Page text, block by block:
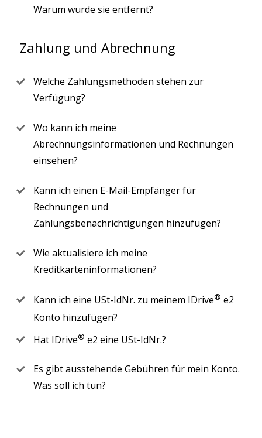
Warum wurde sie entfernt?
Zahlung und Abrechnung
Welche Zahlungsmethoden stehen zur
Verfügung?
Wo kann ich meine
Abrechnungsinformationen und Rechnungen
einsehen?
Kann ich einen E-Mail-Empfänger für
Rechnungen und
Zahlungsbenachrichtigungen hinzufügen?
Wie aktualisiere ich meine
Kreditkarteninformationen?
Kann ich eine USt-IdNr. zu meinem IDrive® e2
Konto hinzufügen?
Hat IDrive® e2 eine USt-IdNr.?
Es gibt ausstehende Gebühren für mein Konto.
Was soll ich tun?